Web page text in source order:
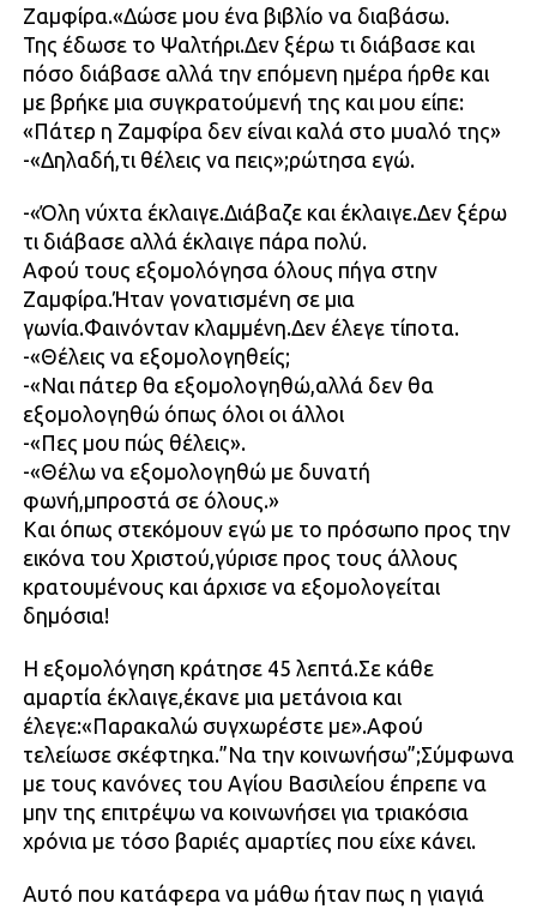
Ζαμφίρα.«Δώσε μου ένα βιβλίο να διαβάσω.
Της έδωσε το Ψαλτήρι.Δεν ξέρω τι διάβασε και
πόσο διάβασε αλλά την επόμενη ημέρα ήρθε και
με βρήκε μια συγκρατούμενή της και μου είπε:
«Πάτερ η Ζαμφίρα δεν είναι καλά στο μυαλό της»
-«Δηλαδή,τι θέλεις να πεις»;ρώτησα εγώ.
-«Όλη νύχτα έκλαιγε.Διάβαζε και έκλαιγε.Δεν ξέρω
τι διάβασε αλλά έκλαιγε πάρα πολύ.
Αφού τους εξομολόγησα όλους πήγα στην
Ζαμφίρα.Ήταν γονατισμένη σε μια
γωνία.Φαινόνταν κλαμμένη.Δεν έλεγε τίποτα.
-«Θέλεις να εξομολογηθείς;
-«Ναι πάτερ θα εξομολογηθώ,αλλά δεν θα
εξομολογηθώ όπως όλοι οι άλλοι
-«Πες μου πώς θέλεις».
-«Θέλω να εξομολογηθώ με δυνατή
φωνή,μπροστά σε όλους.»
Και όπως στεκόμουν εγώ με το πρόσωπο προς την
εικόνα του Χριστού,γύρισε προς τους άλλους
κρατουμένους και άρχισε να εξομολογείται
δημόσια!
Η εξομολόγηση κράτησε 45 λεπτά.Σε κάθε
αμαρτία έκλαιγε,έκανε μια μετάνοια και
έλεγε:«Παρακαλώ συγχωρέστε με».Αφού
τελείωσε σκέφτηκα.”Να την κοινωνήσω”;Σύμφωνα
με τους κανόνες του Αγίου Βασιλείου έπρεπε να
μην της επιτρέψω να κοινωνήσει για τριακόσια
χρόνια με τόσο βαριές αμαρτίες που είχε κάνει.
Αυτό που κατάφερα να μάθω ήταν πως η γιαγιά